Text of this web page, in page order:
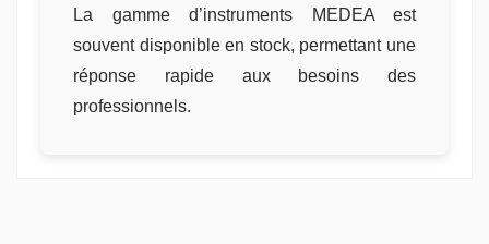
La gamme d’instruments MEDEA est
souvent disponible en stock, permettant une
réponse rapide aux besoins des
professionnels.